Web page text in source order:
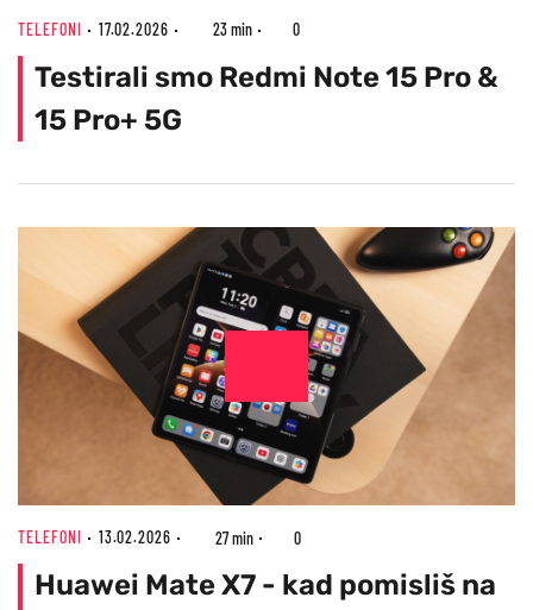
TELEFONI 17.02.2026 23 min 0
Testirali smo Redmi Note 15 Pro &
15 Pro+ 5G
TELEFONI 13.02.2026 27 min 0
Huawei Mate X7 - kad pomisliš na